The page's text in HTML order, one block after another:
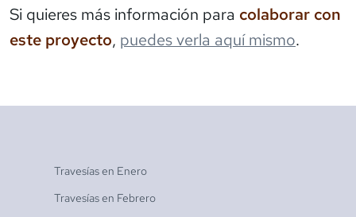
Si quieres más información para colaborar con
este proyecto, puedes verla aquí mismo.
Travesías en Enero
Travesías en Febrero